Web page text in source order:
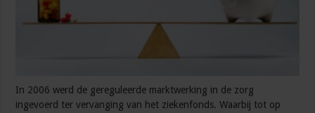
In 2006 werd de gereguleerde marktwerking in de zorg
ingevoerd ter vervanging van het ziekenfonds. Waarbij tot op